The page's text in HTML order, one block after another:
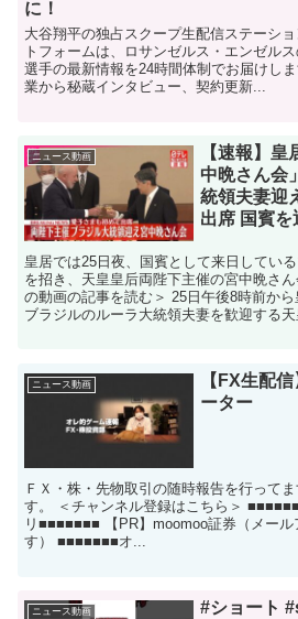
に！
大谷翔平の独占スクープ生配信ステーシ
トフォームは、ロサンゼルス・エンゼル
選手の最新情報を24時間体制でお届けし
業から秘蔵インタビュー、契約更新...
ニュース動画
【速報】
中晩さん会
統領夫妻迎
出席 国賓を
皇居では25日夜、国賓として来日してい
を招き、天皇皇后両陛下主催の宮中晩さ
の動画の記事を読む＞ 25日午後8時前から
ブラジルのルーラ大統領夫妻を歓迎する天
ニュース動画
【FX生配
ーター
ＦＸ・株・先物取引の随時報告を行って
す。 ＜チャンネル登録はこちら＞
リ■■■■■■■ 【PR】moomoo証券（メール
す） ■■■■■■■オ...
ニュース動画
#ショート